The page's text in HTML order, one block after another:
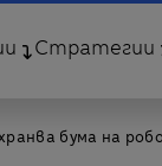
Стратегии
бума на